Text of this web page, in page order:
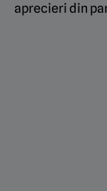
aprecieri din